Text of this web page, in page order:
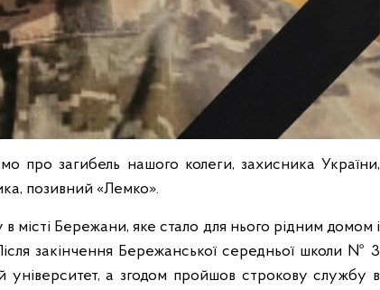
про загибель нашого колеги, захисника України,
позивний «Лемко».
в місті Бережани, яке стало для нього рідним домом і
закінчення Бережанської середньої школи № 3
університет, а згодом пройшов строкову службу в